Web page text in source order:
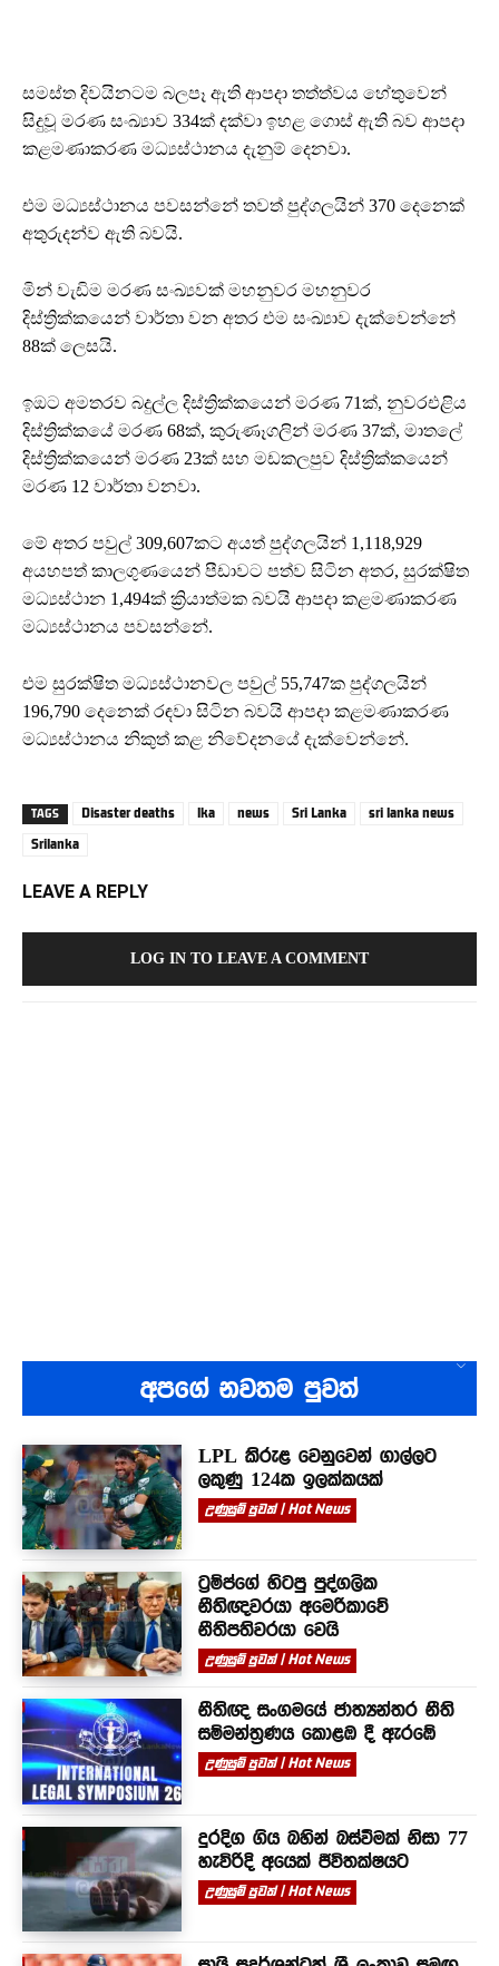
සමස්ත දිවයිනටම බලපෑ ඇති ආපදා තත්ත්වය හේතුවෙන්
සිදුවූ මරණ සංඛ්‍යාව 334ක් දක්වා ඉහළ ගොස් ඇති බව ආපදා
කළමණාකරණ මධ්‍යස්ථානය දැනුම් දෙනවා.
එම මධ්‍යස්ථානය පවසන්නේ තවත් පුද්ගලයින් 370 දෙනෙක්
අතුරුදන්ව ඇති බවයි.
මින් වැඩිම මරණ සංඛ්‍යවක් මහනුවර මහනුවර
දිස්ත්‍රික්කයෙන් වාර්තා වන අතර එම සංඛ්‍යාව දැක්වෙන්නේ
88ක් ලෙසයි.
ඉඔට අමතරව බදුල්ල දිස්ත්‍රික්කයෙන් මරණ 71ක්, නුවරඑළිය
දිස්ත්‍රික්කයේ මරණ 68ක්, කුරුණෑගලින් මරණ 37ක්, මාතලේ
දිස්ත්‍රික්කයෙන් මරණ 23ක් සහ මඩකලපුව දිස්ත්‍රික්කයෙන්
මරණ 12 වාර්තා වනවා.
මේ අතර පවුල් 309,607කට අයත් පුද්ගලයින් 1,118,929
අයහපත් කාලගුණයෙන් පීඩාවට පත්ව සිටින අතර, සුරක්ෂිත
මධ්‍යස්ථාන 1,494ක් ක්‍රියාත්මක බවයි ආපදා කළමණාකරණ
මධ්‍යස්ථානය පවසන්නේ.
එම සුරක්ෂිත මධ්‍යස්ථානවල පවුල් 55,747ක පුද්ගලයින්
196,790 දෙනෙක් රඳවා සිටින බවයි ආපදා කළමණාකරණ
මධ්‍යස්ථානය නිකුත් කළ නිවේදනයේ දැක්වෙන්නේ.
TAGS Disaster deaths lka news Sri Lanka
sri lanka news
Srilanka
LEAVE A REPLY
LOG IN TO LEAVE A COMMENT
අපගේ නවතම පුවත්
LPL කිරුළ වෙනුවෙන් ගාල්ලට
ලකුණු 124ක ඉලක්කයක්
උණුසුම් පුවත් | Hot News
ට්‍රම්ප්ගේ හිටපු පුද්ගලික
නීතිඥවරයා අමෙරිකාවේ
නීතිපතිවරයා වෙයි
උණුසුම් පුවත් | Hot News
නීතිඥ සංගමයේ ජාත්‍යන්තර නීති
සම්මන්ත්‍රණය කොළඹ දී ඇරඹේ
උණුසුම් පුවත් | Hot News
දුරදිග ගිය බහින් බස්වීමක් නිසා 77
හැවිරිදි අයෙක් ජීවිතක්ෂයට
උණුසුම් පුවත් | Hot News